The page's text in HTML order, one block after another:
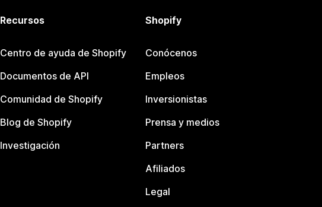
Recursos
Centro de ayuda de Shopify
Documentos de API
Comunidad de Shopify
Blog de Shopify
Investigación
Shopify
Conócenos
Empleos
Inversionistas
Prensa y medios
Partners
Afiliados
Legal